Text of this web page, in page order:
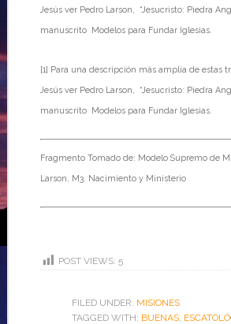
Jesús ver Pedro Larson, “Jesucristo: Piedra
manuscrito Modelos para Fundar Iglesias.
[1] Para una descripción más amplia de estas
Jesús ver Pedro Larson, “Jesucristo: Piedra
manuscrito Modelos para Fundar Iglesias.
Fragmento Tomado de: Modelo Supremo de
Larson, M3. Nacimiento y Ministerio
POST VIEWS: 5
FILED UNDER: MISIONES
TAGGED WITH: BUENAS,